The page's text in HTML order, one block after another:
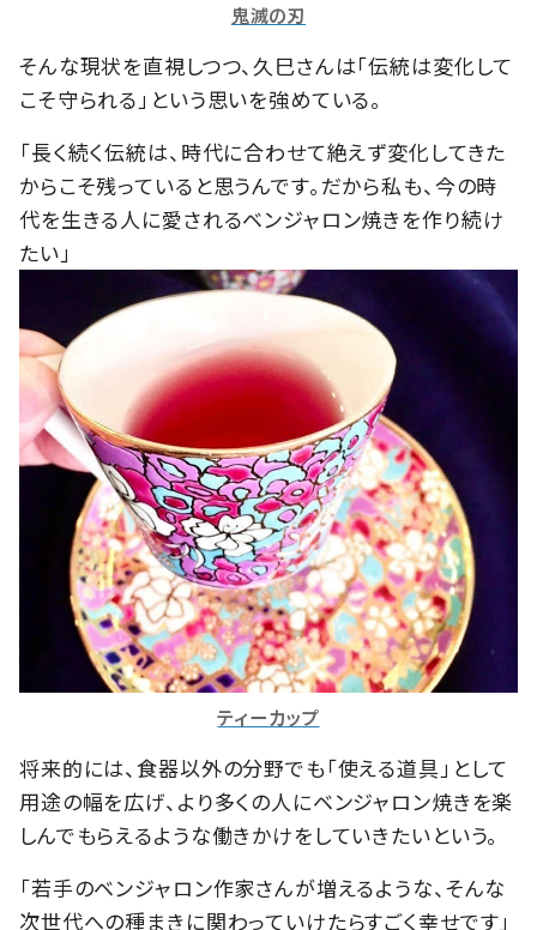
鬼滅の刃
そんな現状を直視しつつ、久巳さんは「伝統は変化して
こそ守られる」という思いを強めている。
「長く続く伝統は、時代に合わせて絶えず変化してきた
からこそ残っていると思うんです。だから私も、今の時
代を生きる人に愛されるベンジャロン焼きを作り続け
たい」
ティーカップ
将来的には、食器以外の分野でも「使える道具」として
用途の幅を広げ、より多くの人にベンジャロン焼きを楽
しんでもらえるような働きかけをしていきたいという。
「若手のベンジャロン作家さんが増えるような、そんな
次世代への種まきに関わっていけたらすごく幸せです」